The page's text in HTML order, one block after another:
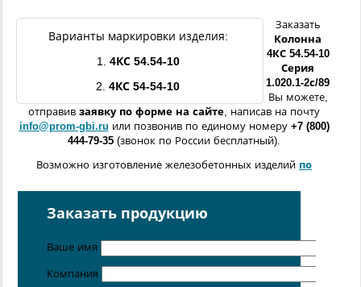
Варианты маркировки изделия:
1. 4КС 54.54-10
2. 4КС 54-54-10
Заказать
Колонна
4КС 54.54-10
Серия
1.020.1-2с/89
Вы можете,
отправив заявку по форме на сайте, написав на почту
info@prom-gbi.ru или позвонив по единому номеру +7 (800)
444-79-35 (звонок по России бесплатный).
Возможно изготовление железобетонных изделий по
расположенных вСанкт-Петербурге
Цена от 5 руб. / кг
Заказать продукцию
Ваше имя
Компания